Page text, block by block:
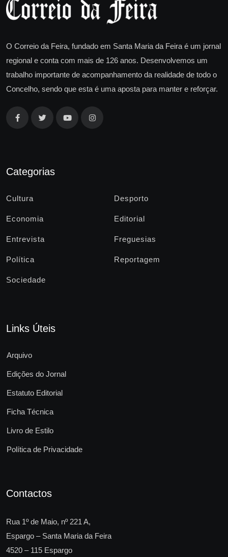
O Correio da Feira, fundado em Santa Maria da Feira é um jornal
regional e conta com mais de 126 anos. Desenvolvemos um
trabalho importante de acompanhamento da realidade de todo o
Concelho, sendo que esta é uma aposta para manter e reforçar.
Categorias
Cultura Desporto
Economia Editorial
Entrevista Freguesias
Política Reportagem
Sociedade
Links Úteis
Arquivo
Edições do Jornal
Estatuto Editorial
Ficha Técnica
Livro de Estilo
Política de Privacidade
Contactos
Rua 1º de Maio, nº 221 A,
Espargo – Santa Maria da Feira
4520 – 115 Espargo